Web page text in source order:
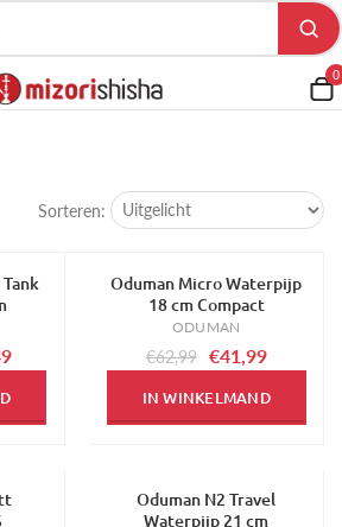
0
Sorteren:
-33%
Oduman Micro Waterpijp
18 cm Compact
ODUMAN
€62,99 €41,99
IN WINKELMAND
Oduman N2 Travel
Waterpijp 21 cm